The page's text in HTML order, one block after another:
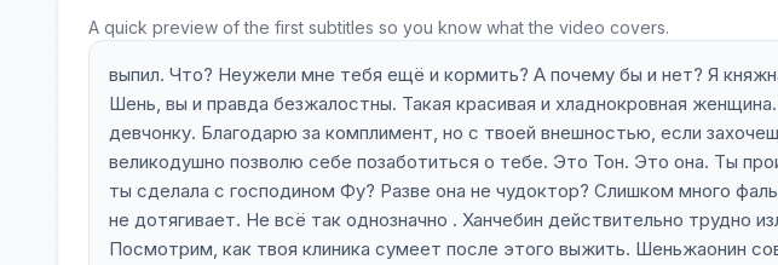
A quick preview of the first subtitles so you know what the video covers.
выпил. Что? Неужели мне тебя ещё и кормить? А почему бы и нет? Я
Шень, вы и правда безжалостны. Такая красивая и хладнокровная
девчонку. Благодарю за комплимент, но с твоей внешностью, если
великодушно позволю себе позаботиться о тебе. Это Тон. Это она. Ты
ты сделала с господином Фу? Разве она не чудоктор? Слишком много
не дотягивает. Не всё так однозначно . Ханчебин действительно трудно
Посмотрим, как твоя клиника сумеет после этого выжить. Шеньжаонин